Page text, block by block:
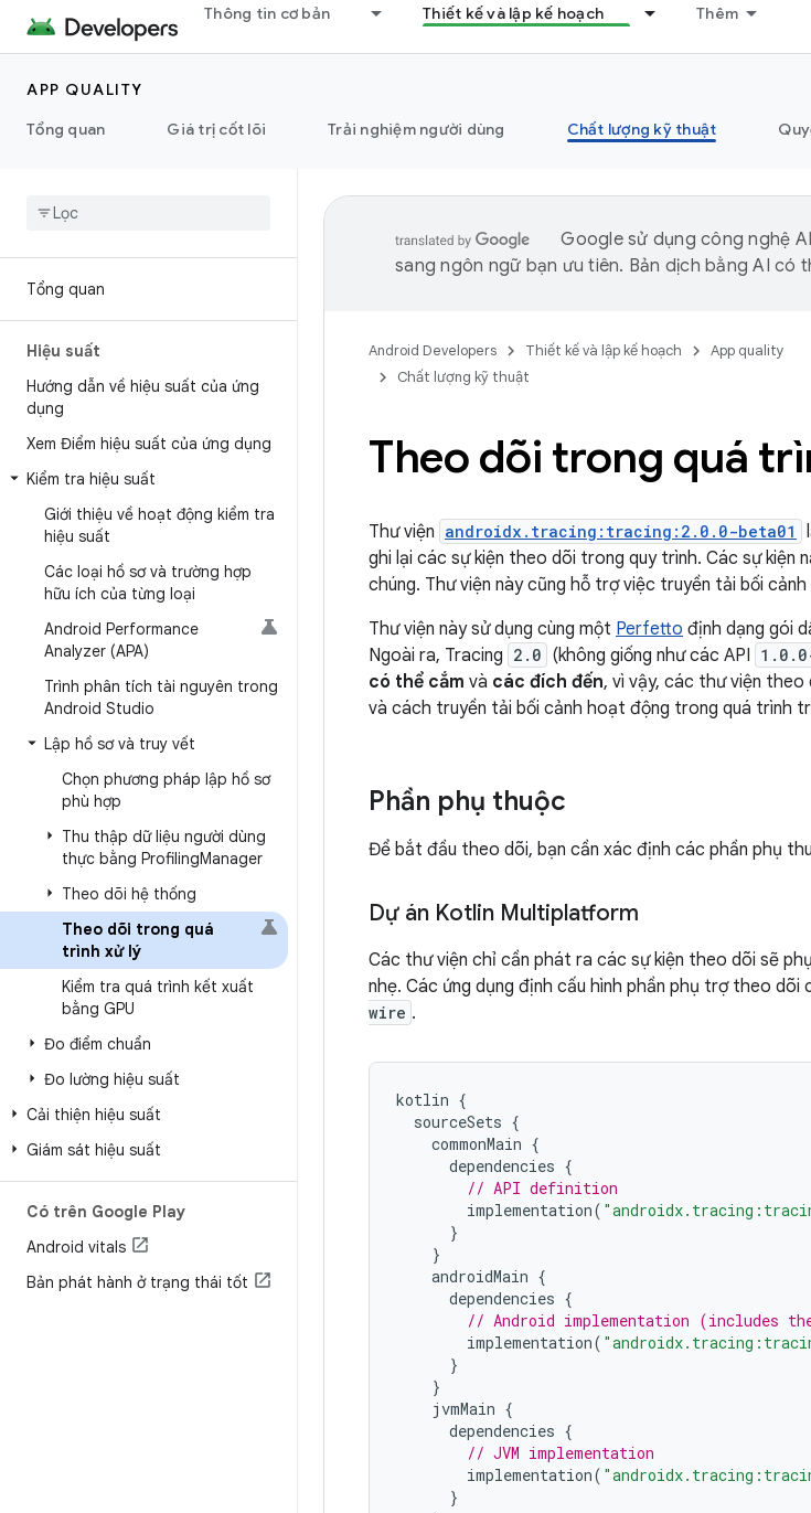
Thông tin cơ bản Thiết kế và lập kế hoạch Thêm
APP QUALITY
Tổng quan
Giá trị cốt lõi Trải nghiệm người dùng Chất lượng kỹ thuật
Tổng quan
Hiệu suất
Hướng dẫn về hiệu suất của ứng
dụng
Xem Điểm hiệu suất của ứng dụng
Kiểm tra hiệu suất
Giới thiệu về hoạt động kiểm tra
hiệu suất
Các loại hồ sơ và trường hợp
hữu ích của từng loại
Android Performance
Analyzer (APA)
Trình phân tích tài nguyên trong
Android Studio
Lập hồ sơ và truy vết
Chọn phương pháp lập hồ sơ
phù hợp
Thu thập dữ liệu người dùng
thực bằng ProfilingManager
Theo dõi hệ thống
Theo dõi trong quá
trình xử lý
Kiểm tra quá trình kết xuất
bằng GPU
Đo điểm chuẩn
Đo lường hiệu suất
Cải thiện hiệu suất
Giám sát hiệu suất
Có trên Google Play
Android vitals
Bản phát hành ở trạng thái tốt
Google sử dụng công nghệ
sang ngôn ngữ bạn ưu tiên. Bản dịch bằng AI có
Android Developers Thiết kế và lập kế hoạch
App quality
Chất lượng kỹ thuật
Theo dõi trong quá
Thư viện androidx.tracing:tracing:2.0.0-beta01
ghi lại các sự kiện theo dõi trong quy trình. Các sự kiện
chúng. Thư viện này cũng hỗ trợ việc truyền tải bối
Thư viện này sử dụng cùng một Perfetto định dạng gói
Ngoài ra, Tracing 2.0 (không giống như các API
có thể cắm và các đích đến, vì vậy, các thư viện
và cách truyền tải bối cảnh hoạt động trong quá trình
Phần phụ thuộc
Để bắt đầu theo dõi, bạn cần xác định các phần phụ
Dự án Kotlin Multiplatform
Các thư viện chỉ cần phát ra các sự kiện theo dõi sẽ
nhẹ. Các ứng dụng định cấu hình phần phụ trợ theo dõi
wire .
kotlin {
sourceSets {
commonMain {
dependencies {
// API definition
implementation(
}
}
androidMain {
dependencies {
// Android implementation (includes
implementation(
}
}
jvmMain {
dependencies {
// JVM implementation
implementation(
}